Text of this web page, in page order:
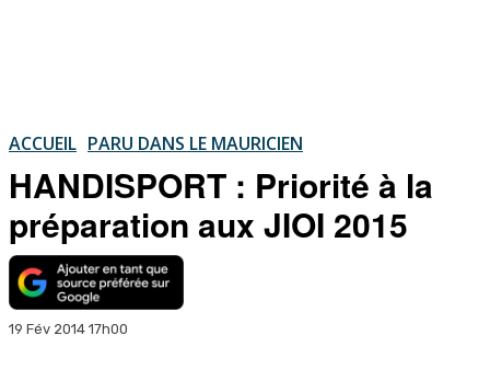
ACCUEIL PARU DANS LE MAURICIEN
HANDISPORT : Priorité à la
préparation aux JIOI 2015
19 Fév 2014 17h00